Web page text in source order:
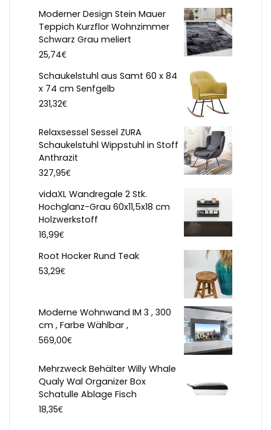
Moderner Design Stein Mauer
Teppich Kurzflor Wohnzimmer
Schwarz Grau meliert
25,74€
Schaukelstuhl aus Samt 60 x 84
x 74 cm Senfgelb
231,32€
Relaxsessel Sessel ZURA
Schaukelstuhl Wippstuhl in Stoff
Anthrazit
327,95€
vidaXL Wandregale 2 Stk.
Hochglanz-Grau 60x11,5x18 cm
Holzwerkstoff
16,99€
Root Hocker Rund Teak
53,29€
Moderne Wohnwand IM 3 , 300
cm , Farbe Wählbar ,
569,00€
Mehrzweck Behälter Willy Whale
Qualy Wal Organizer Box
Schatulle Ablage Fisch
18,35€